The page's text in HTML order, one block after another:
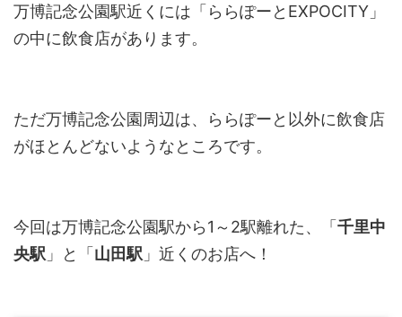
万博記念公園駅近くには「ららぽーとEXPOCITY」
の中に飲食店があります。
ただ万博記念公園周辺は、ららぽーと以外に飲食店
がほとんどないようなところです。
今回は万博記念公園駅から1～2駅離れた、「千里中
央駅 」と「山田駅 」近くのお店へ！